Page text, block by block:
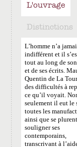
L'ouvrage
Distinctions
L’homme n’a
indifférent et il
tout au long de
et de ses écrits.
Quentin de La
des difficultés à
ce qu’il voyait.
seulement il eut le
toutes les
ainsi que se
souligner ses
contemporains,
transcrivant à